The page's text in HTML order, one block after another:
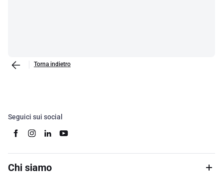
Torna indietro
Seguici sui social
Chi siamo